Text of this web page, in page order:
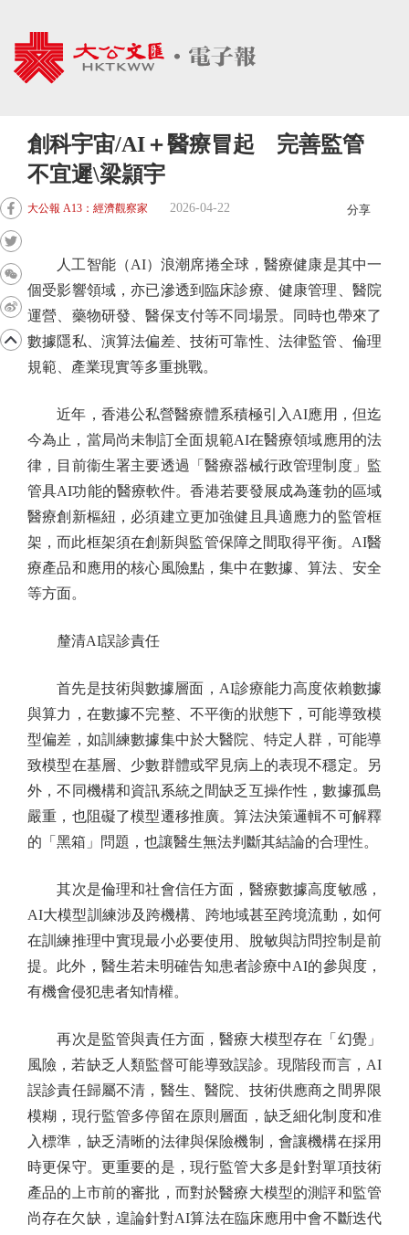
創科宇宙/AI＋醫療冒起 完善監管
不宜遲\梁頴宇
大公報 A13：經濟觀察家 2026-04-22 分享
人工智能（AI）浪潮席捲全球，醫療健康是其中一
個受影響領域，亦已滲透到臨床診療、健康管理、醫院
運營、藥物研發、醫保支付等不同場景。同時也帶來了
數據隱私、演算法偏差、技術可靠性、法律監管、倫理
規範、產業現實等多重挑戰。
近年，香港公私營醫療體系積極引入AI應用，但迄
今為止，當局尚未制訂全面規範AI在醫療領域應用的法
律，目前衞生署主要透過「醫療器械行政管理制度」監
管具AI功能的醫療軟件。香港若要發展成為蓬勃的區域
醫療創新樞紐，必須建立更加強健且具適應力的監管框
架，而此框架須在創新與監管保障之間取得平衡。AI醫
療產品和應用的核心風險點，集中在數據、算法、安全
等方面。
釐清AI誤診責任
首先是技術與數據層面，AI診療能力高度依賴數據
與算力，在數據不完整、不平衡的狀態下，可能導致模
型偏差，如訓練數據集中於大醫院、特定人群，可能導
致模型在基層、少數群體或罕見病上的表現不穩定。另
外，不同機構和資訊系統之間缺乏互操作性，數據孤島
嚴重，也阻礙了模型遷移推廣。算法決策邏輯不可解釋
的「黑箱」問題，也讓醫生無法判斷其結論的合理性。
其次是倫理和社會信任方面，醫療數據高度敏感，
AI大模型訓練涉及跨機構、跨地域甚至跨境流動，如何
在訓練推理中實現最小必要使用、脫敏與訪問控制是前
提。此外，醫生若未明確告知患者診療中AI的參與度，
有機會侵犯患者知情權。
再次是監管與責任方面，醫療大模型存在「幻覺」
風險，若缺乏人類監督可能導致誤診。現階段而言，AI
誤診責任歸屬不清，醫生、醫院、技術供應商之間界限
模糊，現行監管多停留在原則層面，缺乏細化制度和准
入標準，缺乏清晰的法律與保險機制，會讓機構在採用
時更保守。更重要的是，現行監管大多是針對單項技術
產品的上市前的審批，而對於醫療大模型的測評和監管
尚存在欠缺，遑論針對AI算法在臨床應用中會不斷迭代